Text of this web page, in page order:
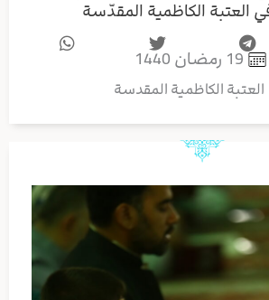
العتبة الكاظمية المقدّسة
19 رمضان 1440
العتبة الكاظمية المقدسة